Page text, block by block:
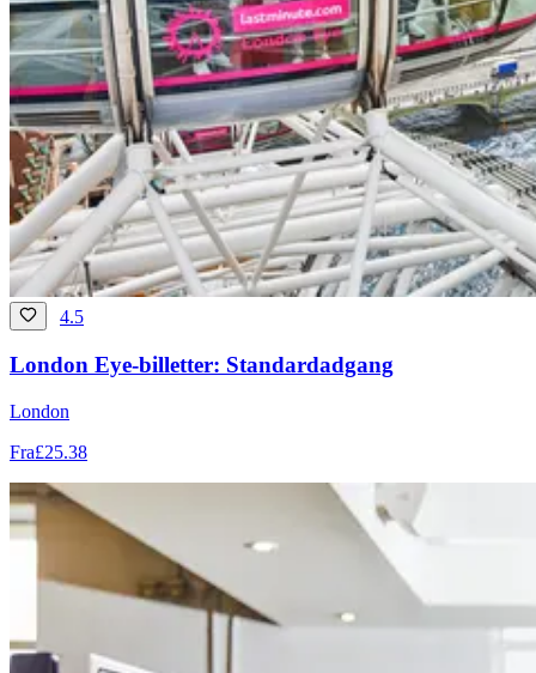
4.5
London Eye-billetter: Standardadgang
London
Fra£25.38